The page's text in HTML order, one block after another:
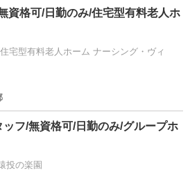
資格可/日勤のみ/住宅型有料老人ホ
宅型有料老人ホーム ナーシング・ヴィ
ッフ/無資格可/日勤のみ/グループホ
投の楽園